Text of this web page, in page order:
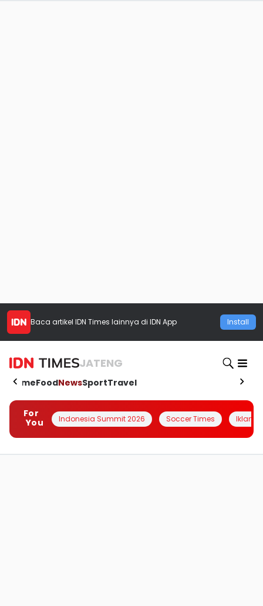
Baca artikel IDN Times lainnya di IDN App Install
JATENG
HomeFoodNewsSportTravel
For
You
Indonesia Summit 2026 Soccer Times Iklanin